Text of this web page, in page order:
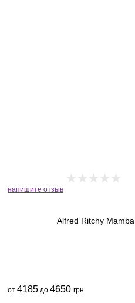
напишите отзыв
Alfred Ritchy Mamba
от 4185 до 4650 грн